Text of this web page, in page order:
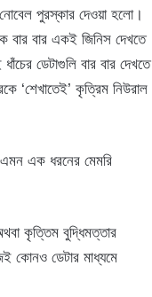
নোবেল পুরস্কার দেওয়া হলো।
বার বার একই জিনিস দেখতে
ডেটাগুলি বার বার দেখতে
‘শেখাতেই’ কৃত্রিম নিউরাল
এমন এক ধরনের মেমরি
কৃত্তিম বুদ্ধিমত্তার
কোনও ডেটার মাধ্যমে